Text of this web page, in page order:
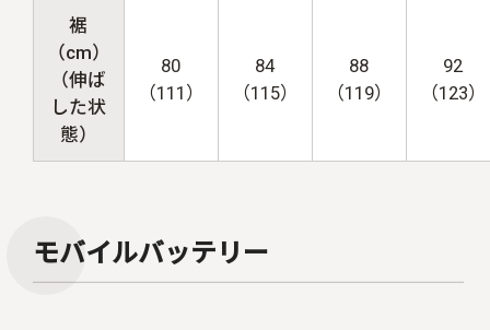
裾
（cm）
（伸ば
した状
態）
80
（111）
84
（115）
88
（119）
92
（123）
モバイルバッテリー